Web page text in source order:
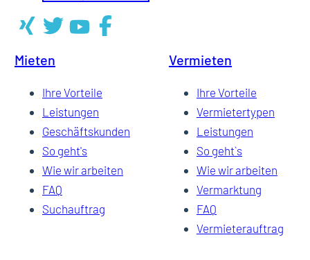
Mieten
Ihre Vorteile
Leistungen
Geschäftskunden
So geht's
Wie wir arbeiten
FAQ
Suchauftrag
Vermieten
Ihre Vorteile
Vermietertypen
Leistungen
So geht`s
Wie wir arbeiten
Vermarktung
FAQ
Vermieterauftrag